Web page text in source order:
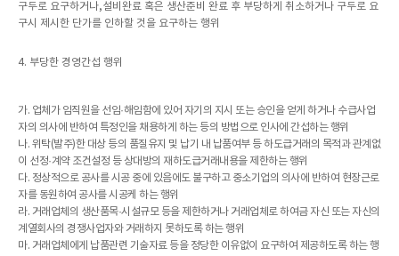
구두로 요구하거나,설비완료 혹은 생산준비 완료 후 부당하게 취소하거나 구두로 요
구시 제시한 단가를 인하할 것을 요구하는 행위
4. 부당한 경영간섭 행위
가. 업체가 임직원을 선임·해임함에 있어 자기의 지시 또는 승인을 얻게 하거나 수급사업
자의 의사에 반하여 특정인을 채용하게 하는 등의 방법으로 인사에 간섭하는 행위
나. 위탁(발주)한 대상 등의 품질유지 및 납기 내 납품여부 등 하도급거래의 목적과 관계없
이 선정·계약 조건설정 등 상대방의 재하도급거래내용을 제한하는 행위
다. 정상적으로 공사를 시공 중에 있음에도 불구하고 중소기업의 의사에 반하여 현장근로
자를 동원하여 공사를 시공케 하는 행위
라. 거래업체의 생산품목·시설규모 등을 제한하거나 거래업체로 하여금 자신 또는 자신의
계열회사의 경쟁사업자와 거래하지 못하도록 하는 행위
마. 거래업체에게 납품관련 기술자료 등을 정당한 이유없이 요구하여 제공하도록 하는 행